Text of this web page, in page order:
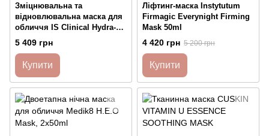
Зміцнювальна та
відновлювальна маска для
обличчя IS Clinical Hydra-
Intensive Cooling Masque 120
5 409 грн
Купити
Ліфтинг-маска Instytutum
Firmagic Everynight Firming
Mask 50ml
4 420 грн 5 200 грн
Купити